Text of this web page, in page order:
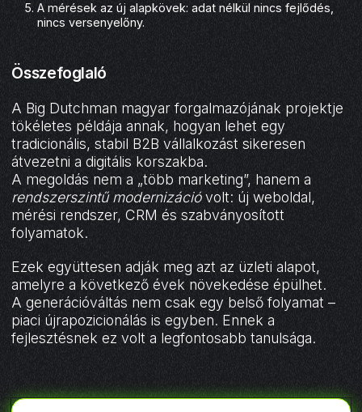
A mérések az új alapkövek: adat nélkül nincs fejlődés,
nincs versenyelőny.
Összefoglaló
A Big Dutchman magyar forgalmazójának projektje
tökéletes példája annak, hogyan lehet egy
tradicionális, stabil B2B vállalkozást sikeresen
átvezetni a digitális korszakba.
A megoldás nem a „több marketing”, hanem a
rendszerszintű modernizációvolt: új weboldal,
mérési rendszer, CRM és szabványosított
folyamatok.
Ezek együttesen adják meg azt az üzleti alapot,
amelyre a következő évek növekedése épülhet.
A generációváltás nem csak egy belső folyamat –
piaci újrapozicionálás is egyben. Ennek a
fejlesztésnek ez volt a legfontosabb tanulsága.